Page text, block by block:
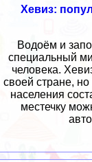
Хевиз:
Водоём и
специальный
человека.
своей стране,
населения
местечку